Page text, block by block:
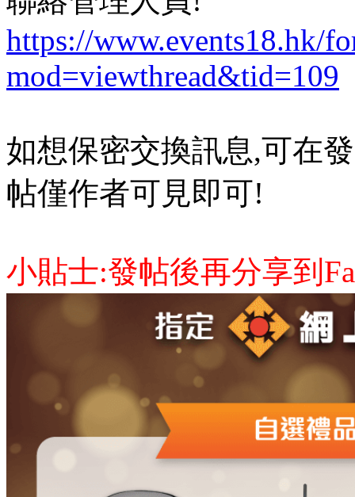
https://www.events18.hk/
mod=viewthread&tid=109
如想保密交換訊息,可在
帖僅作者可見即可!
小貼士:發帖後再分享到